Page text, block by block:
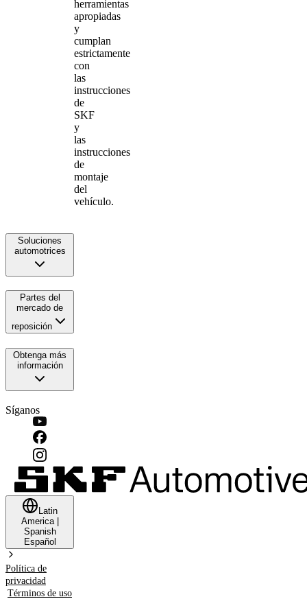
herramientas
apropiadas
y
cumplan
estrictamente
con
las
instrucciones
de
SKF
y
las
instrucciones
de
montaje
del
vehículo.
Soluciones
automotrices
Partes del
mercado de
reposición
Obtenga más
información
Síganos
Latin
America|
Spanish
Español
Política de
privacidad
Términos de uso